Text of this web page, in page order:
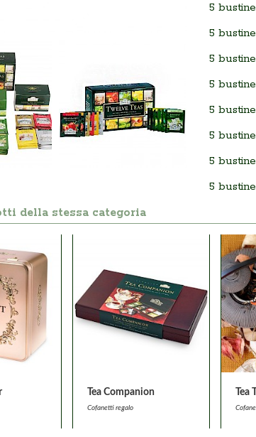
5
5
5
5
5
5
5
5
della stessa categoria
Tea Companion
Cofanetti regalo
Tea